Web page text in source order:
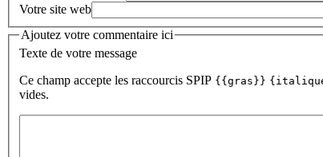
Votre site web
Ajoutez votre commentaire ici
Texte de votre message
Ce champ accepte les raccourcis SPIP {{gras}}
vides.